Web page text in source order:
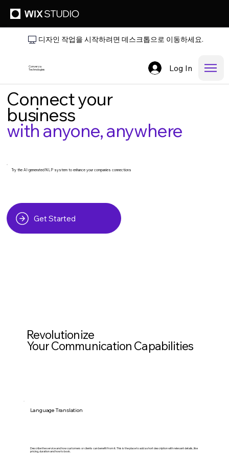
디자인 작업을 시작하려면 데스크톱으로 이동하세요.